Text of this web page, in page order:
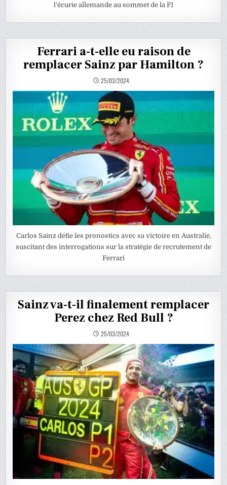
l’écurie allemande au sommet de la F1
Ferrari a-t-elle eu raison de
remplacer Sainz par Hamilton ?
25/03/2024
Carlos Sainz défie les pronostics avec sa victoire en Australie,
suscitant des interrogations sur la stratégie de recrutement de
Ferrari
Sainz va-t-il finalement remplacer
Perez chez Red Bull ?
25/03/2024